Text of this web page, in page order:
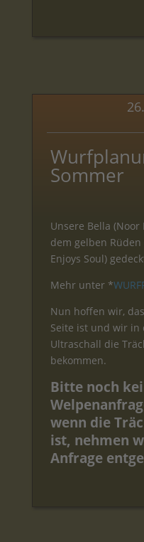
Sommer
Unsere Bella
dem gelben
Enjoys Soul)
Mehr unter *
Nun hoffen wir,
Seite ist und wir in
Ultraschall die
bekommen.
Bitte noch
wenn die
ist, nehmen
Anfrage